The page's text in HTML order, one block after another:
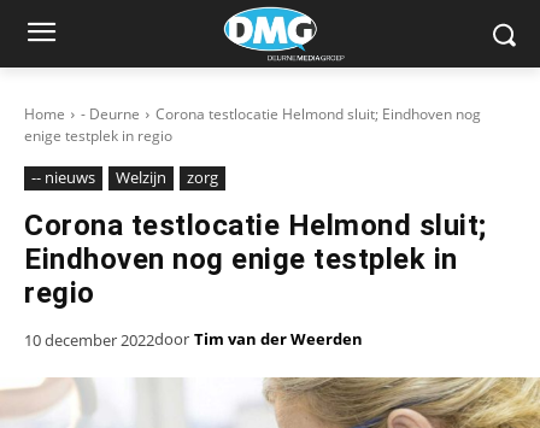
Home - Deurne
Corona testlocatie Helmond sluit; Eindhoven nog
enige testplek in regio
-- nieuws Welzijn zorg
Corona testlocatie Helmond sluit;
Eindhoven nog enige testplek in
regio
10 december 2022door Tim van der Weerden